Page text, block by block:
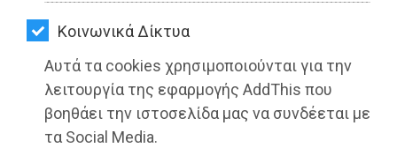
Kοινωνικά Δίκτυα
Αυτά τα cookies χρησιμοποιούνται για την
λειτουργία της εφαρμογής AddThis που
βοηθάει την ιστοσελίδα μας να συνδέεται με
τα Social Media.
ΨΙΘΥΡΟΙ
ΑΠΟΣΤΟΛΗ
ΑΡΘΡΩΝ
aboutus